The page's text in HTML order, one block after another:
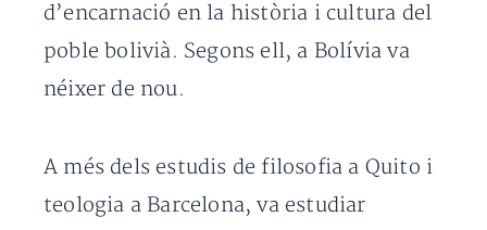
d’encarnació en la història i cultura del
poble bolivià. Segons ell, a Bolívia va
néixer de nou.
A més dels estudis de filosofia a Quito i
teologia a Barcelona, va estudiar